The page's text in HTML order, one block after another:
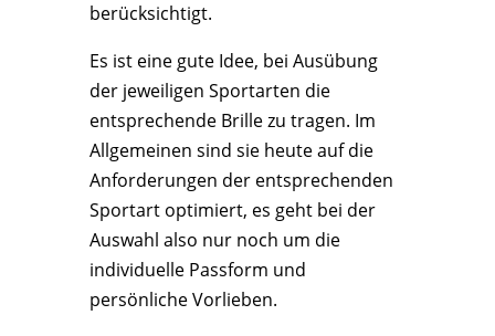
berücksichtigt.
Es ist eine gute Idee, bei Ausübung
der jeweiligen Sportarten die
entsprechende Brille zu tragen. Im
Allgemeinen sind sie heute auf die
Anforderungen der entsprechenden
Sportart optimiert, es geht bei der
Auswahl also nur noch um die
individuelle Passform und
persönliche Vorlieben.